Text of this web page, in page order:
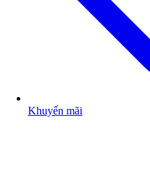
Khuyến mãi